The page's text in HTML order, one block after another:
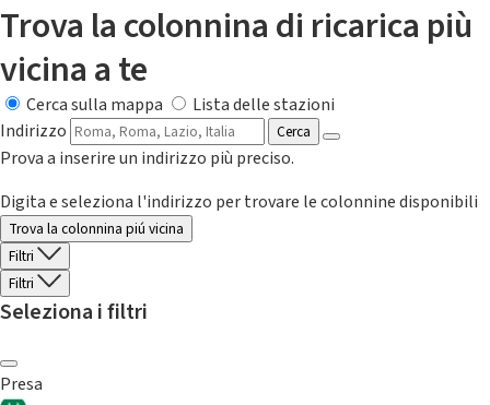
Trova la colonnina di ricarica più
vicina a te
Cerca sulla mappa
Lista delle stazioni
Indirizzo
Cerca
Prova a inserire un indirizzo più preciso.
Digita e seleziona l'indirizzo per trovare le colonnine disponibili
Trova la colonnina piú vicina
Filtri
Filtri
Seleziona i filtri
Presa